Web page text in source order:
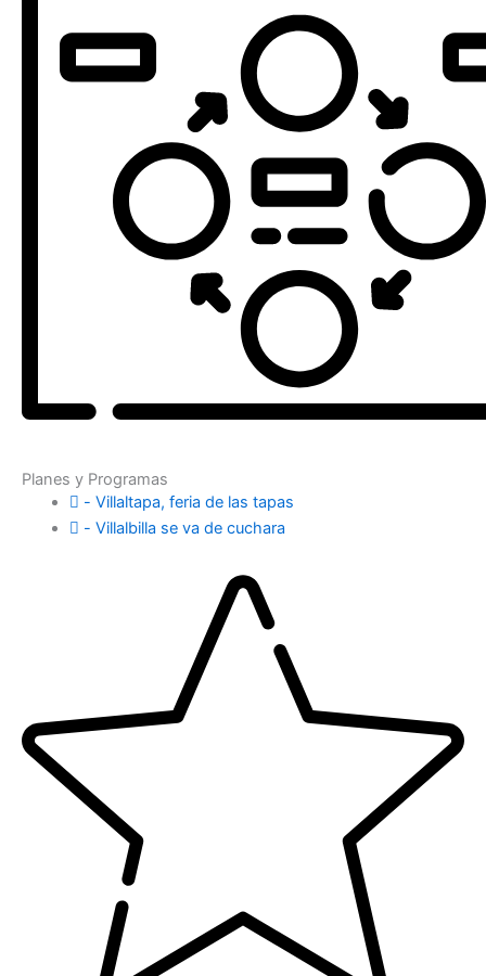
Planes y Programas
- Villaltapa, feria de las tapas
- Villalbilla se va de cuchara